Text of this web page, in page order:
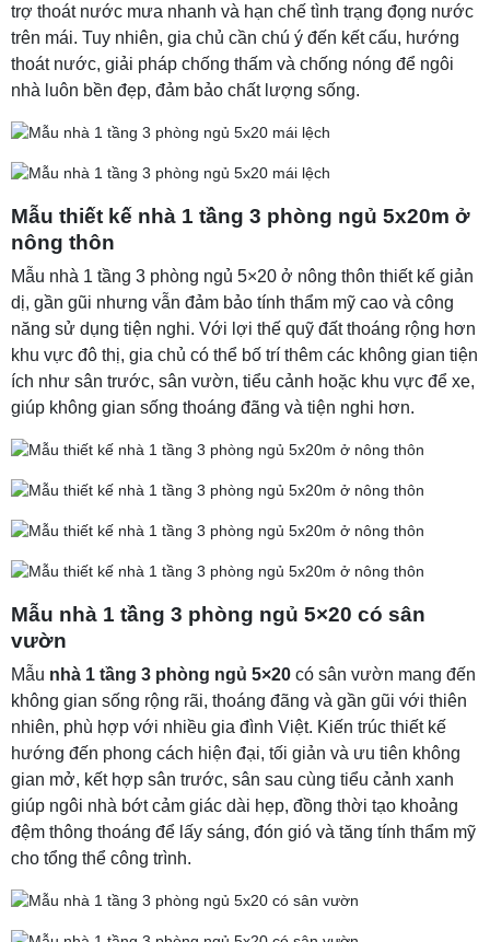
trợ thoát nước mưa nhanh và hạn chế tình trạng đọng nước
trên mái. Tuy nhiên, gia chủ cần chú ý đến kết cấu, hướng
thoát nước, giải pháp chống thấm và chống nóng để ngôi
nhà luôn bền đẹp, đảm bảo chất lượng sống.
Mẫu thiết kế nhà 1 tầng 3 phòng ngủ 5x20m ở
nông thôn
Mẫu nhà 1 tầng 3 phòng ngủ 5×20 ở nông thôn thiết kế giản
dị, gần gũi nhưng vẫn đảm bảo tính thẩm mỹ cao và công
năng sử dụng tiện nghi. Với lợi thế quỹ đất thoáng rộng hơn
khu vực đô thị, gia chủ có thể bố trí thêm các không gian tiện
ích như sân trước, sân vườn, tiểu cảnh hoặc khu vực để xe,
giúp không gian sống thoáng đãng và tiện nghi hơn.
Mẫu nhà 1 tầng 3 phòng ngủ 5×20 có sân
vườn
Mẫu nhà 1 tầng 3 phòng ngủ 5×20 có sân vườn mang đến
không gian sống rộng rãi, thoáng đãng và gần gũi với thiên
nhiên, phù hợp với nhiều gia đình Việt. Kiến trúc thiết kế
hướng đến phong cách hiện đại, tối giản và ưu tiên không
gian mở, kết hợp sân trước, sân sau cùng tiểu cảnh xanh
giúp ngôi nhà bớt cảm giác dài hẹp, đồng thời tạo khoảng
đệm thông thoáng để lấy sáng, đón gió và tăng tính thẩm mỹ
cho tổng thể công trình.